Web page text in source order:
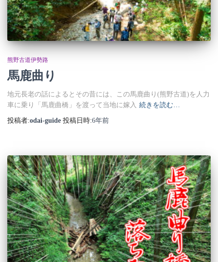
熊野古道伊勢路
馬鹿曲り
地元長老の話によるとその昔には、この馬鹿曲り(熊野古道)を人力
車に乗り「馬鹿曲橋」を渡って当地に嫁入 続きを読む…
投稿者:odai-guide 投稿日時:6年前